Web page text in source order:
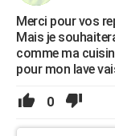
Merci pour vos
Mais je
comme ma
pour mon lave
0